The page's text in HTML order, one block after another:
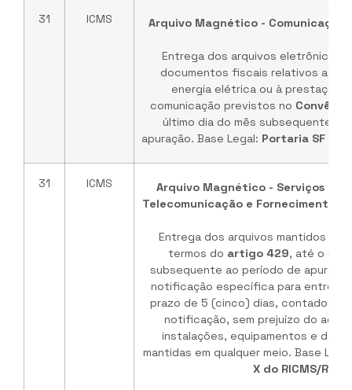
31 ICMS Arquivo Magnético -
Entrega dos arquivos eletrônicos
documentos fiscais relativos ao
energia elétrica ou à prestação
comunicação previstos no Convênio
último dia do mês subsequente
apuração. Base Legal: Portaria SF Nº
31 ICMS
Arquivo Magnético - Serviços de
Telecomunicação e Fornecimento
Entrega dos arquivos mantidos em
termos do artigo 429, até o
subsequente ao período de
notificação específica para entrega
prazo de 5 (cinco) dias, contados
notificação, sem prejuízo do
instalações, equipamentos e
mantidas em qualquer meio. Base
X do RICMS/RO